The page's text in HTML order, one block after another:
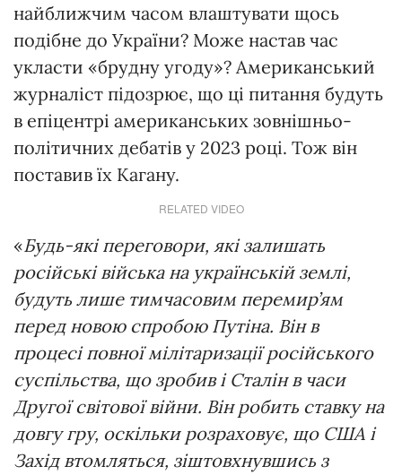
найближчим часом влаштувати щось
подібне до України? Може настав час
укласти «брудну угоду»? Американський
журналіст підозрює, що ці питання будуть
в епіцентрі американських зовнішньо-
політичних дебатів у 2023 році. Тож він
поставив їх Кагану.
RELATED VIDEO
«Будь-які переговори, які залишать
російські війська на українській землі,
будуть лише тимчасовим перемир’ям
перед новою спробою Путіна. Він в
процесі повної мілітаризації російського
суспільства, що зробив і Сталін в часи
Другої світової війни. Він робить ставку на
довгу гру, оскільки розраховує, що США і
Захід втомляться, зіштовхнувшись з